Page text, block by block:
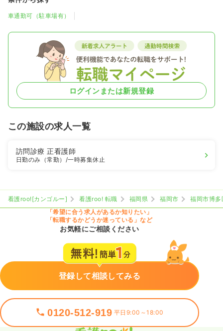
車通勤可（駐車場有）
ログインまたは新規登録
この施設の求人一覧
訪問診療正看護師
日勤のみ（常勤） /一時募集休止
看護roo![カンゴルー] 看護roo! 転職 福岡県 福岡市
福岡市博多
「希望に合う求人があるか知りたい」
「転職するかどうか迷っている」など
お気軽にご相談ください
登録して相談してみる
0120-512-919 平日9:00～18:00